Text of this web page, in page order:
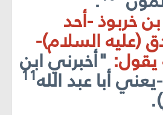
خربوذ -أحد
(عليه السلام)-
"أخبرني ابن
أبا عبد الله11